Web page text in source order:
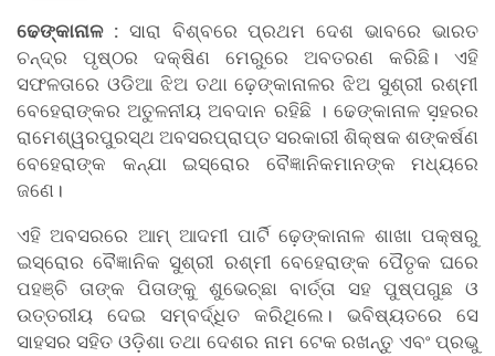
ଢେଙ୍କାନାଳ :ସାରା ବିଶ୍ବରେ ପ୍ରଥମ ଦେଶ ଭାବରେ ଭାରତ
ଚନ୍ଦ୍ର ପୃଷ୍ଠର ଦକ୍ଷିଣ ମେରୁରେ ଅବତରଣ କରିଛି। ଏହି
ସଫଳତାରେ ଓଡିଆ ଝିଅ ତଥା ଢ଼େଙ୍କାନାଳର ଝିଅ ସୁଶ୍ରୀ ରଶ୍ମୀ
ବେହେରାଙ୍କର ଅତୁଳନୀୟ ଅବଦାନ ରହିଛି । ଢେଙ୍କାନାଳ ସ଼ହରର
ରାମେଶ୍ୱରପୁରସ୍ଥ ଅବସରପ୍ରାପ୍ତ ସରକାରୀ ଶିକ୍ଷକ ଶଙ୍କର୍ଷଣ
ବେହେରାଙ୍କ କନ୍ଯା ଇସ୍ରୋର ବୈଜ୍ଞାନିକମାନଙ୍କ ମଧ୍ୟରେ
ଜଣେ।
ଏହି ଅବସରରେ ଆମ୍ ଆଦମୀ ପାର୍ଟି ଢ଼େଙ୍କାନାଳ ଶାଖା ପକ୍ଷରୁ
ଇସ୍ରୋର ବୈଜ୍ଞାନିକ ସୁଶ୍ରୀ ରଶ୍ମୀ ବେହେରାଙ୍କ ପୈତୃକ ଘରେ
ପହଞ୍ଚି ତାଙ୍କ ପିତାଙ୍କୁ ଶୁଭେଚ୍ଛା ବାର୍ତ୍ତା ସହ ପୁଷ୍ପଗୁଛ ଓ
ଉତ୍ତରୀୟ ଦେଇ ସମ୍ବର୍ଦ୍ଧିତ କରିଥିଲେ। ଭବିଷ୍ୟତରେ ସେ
ସାହସର ସହିତ ଓଡ଼ିଶା ତଥା ଦେଶର ନାମ ଟେକ ରଖନ୍ତୁ ଏବଂ ପ୍ରଭୁ